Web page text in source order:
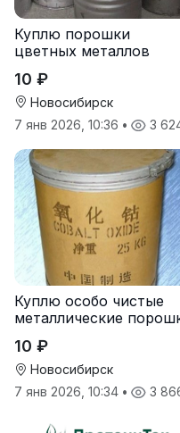
Куплю порошки
цветных металлов
10 ₽
Новосибирск
7 янв 2026, 10:36 • 3
Куплю особо чистые
металлические
10 ₽
Новосибирск
7 янв 2026, 10:34 • 3